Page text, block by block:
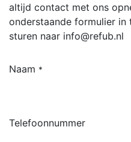
altijd contact met ons
onderstaande formulier
sturen naar info@refub.nl
Naam *
Telefoonnummer